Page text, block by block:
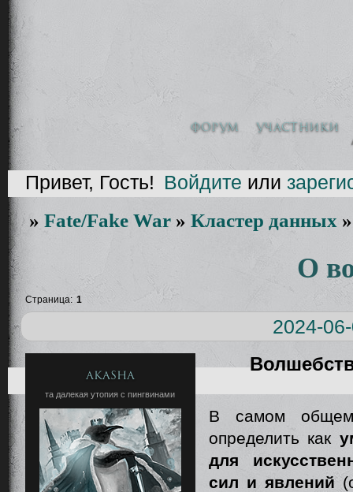
Форум Участники
Привет, Гость! Войдите или
» Fate/Fake War » Кластер данных
О
Страница: 1
2024-
Akasha
та далекая утопия с пингвинами
В самом общем
определить как
для
сил и явлений